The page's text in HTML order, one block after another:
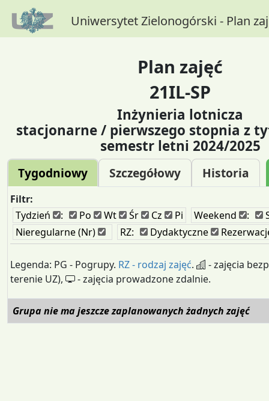
Uniwersytet Zielonogórski - Plan
Plan zajęć
21IL-SP
Inżynieria lotnicza
stacjonarne / pierwszego stopnia z
semestr letni 2024/2025
Tygodniowy Szczegółowy Historia
Filtr:
Tydzień
: Po Wt Śr Cz Pi Weekend :
Nieregularne (Nr)
RZ: Dydaktyczne
Legenda: PG - Pogrupy. RZ - rodzaj zajęć.
- zajęcia
terenie UZ),
- zajęcia prowadzone zdalnie.
Grupa nie ma jeszcze zaplanowanych żadnych zajęć